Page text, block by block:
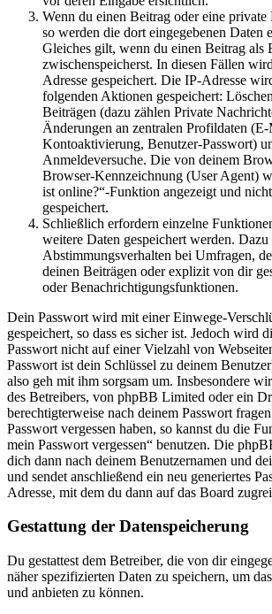
Wenn du einen Beitrag oder eine private
so werden die dort eingegebenen Daten
Gleiches gilt, wenn du einen Beitrag als
zwischenspeicherst. In diesen Fällen
Adresse gespeichert. Die IP-Adresse
folgenden Aktionen gespeichert:
Beiträgen (dazu zählen Private
Änderungen an zentralen Profildaten
Kontoaktivierung, Benutzer-Passwort)
Anmeldeversuche. Die von deinem
Browser-Kennzeichnung (User Agent)
ist online?“-Funktion angezeigt und
gespeichert.
Schließlich erfordern einzelne
weitere Daten gespeichert werden. Dazu
Abstimmungsverhalten bei Umfragen,
deinen Beiträgen oder explizit von dir
oder Benachrichtigungsfunktionen.
Dein Passwort wird mit einer Einwege-
gespeichert, so dass es sicher ist. Jedoch wird
Passwort nicht auf einer Vielzahl von
Passwort ist dein Schlüssel zu deinem
also geh mit ihm sorgsam um. Insbesondere
des Betreibers, von phpBB Limited oder ein
berechtigterweise nach deinem Passwort
Passwort vergessen haben, so kannst du die
mein Passwort vergessen“ benutzen. Die
dich dann nach deinem Benutzernamen und
und sendet anschließend ein neu generiertes
Adresse, mit dem du dann auf das Board
Gestattung der Datenspeicherung
Du gestattest dem Betreiber, die von dir
näher spezifizierten Daten zu speichern, um
und anbieten zu können.